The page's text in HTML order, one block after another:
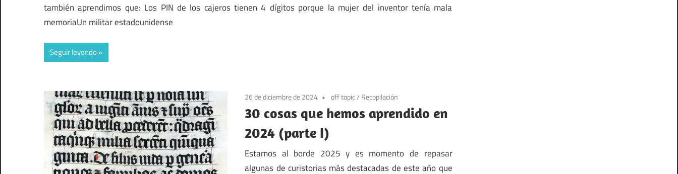
también aprendimos que: Los PIN de los cajeros tienen 4 dígitos porque la mujer del inventor tenía mala
memoriaUn militar estadounidense
Seguir leyendo
26 de diciembre de 2024 off topic/ Recopilación
30 cosas que hemos aprendido en
2024 (parte I)
Estamos al borde 2025 y es momento de repasar
algunas de curistorias más destacadas de este año que